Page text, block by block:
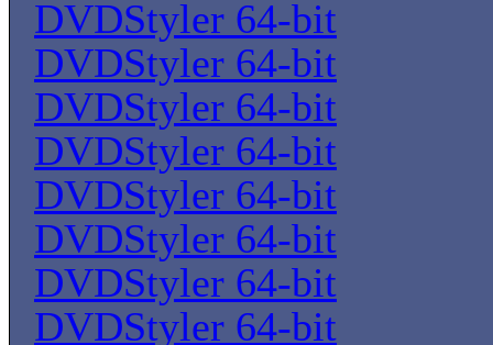
DVDStyler 64-bit
DVDStyler 64-bit
DVDStyler 64-bit
DVDStyler 64-bit
DVDStyler 64-bit
DVDStyler 64-bit
DVDStyler 64-bit
DVDStyler 64-bit